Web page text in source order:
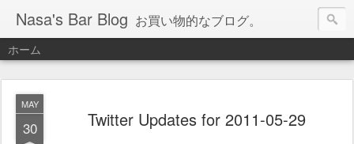
Nasa's Bar Blog お買い物的なブログ。
ホーム
MAY
30 Twitter Updates for 2011-05-29